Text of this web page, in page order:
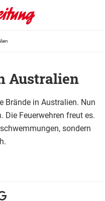
Australien
Brände in Australien. Nun
Die Feuerwehren freut es.
sondern